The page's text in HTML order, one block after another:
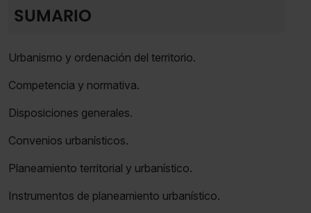
SUMARIO
Urbanismo y ordenación del territorio.
Competencia y normativa.
Disposiciones generales.
Convenios urbanísticos.
Planeamiento territorial y urbanístico.
Instrumentos de planeamiento urbanístico.